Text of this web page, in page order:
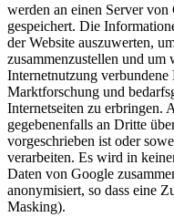
werden an einen Server
gespeichert. Die
der Website auszuwerten,
zusammenzustellen und um
Internetnutzung
Marktforschung und
Internetseiten zu erbringen.
gegebenenfalls an Dritte
vorgeschrieben ist oder
verarbeiten. Es wird in
Daten von Google
anonymisiert, so dass eine
Masking).